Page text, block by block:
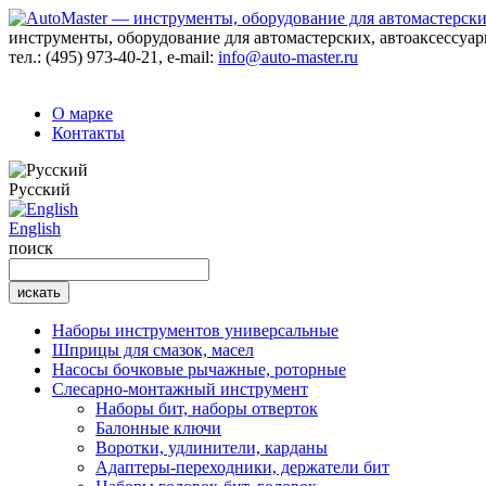
инструменты, оборудование для автомастерских,
тел.: (495) 973-40-21 , e-mail: info@auto-master.ru
О марке
Контакты
Русский
English
поиск
Наборы инструментов универсальные
Шприцы для смазок, масел
Насосы бочковые рычажные, роторные
Слесарно-монтажный инструмент
Наборы бит, наборы отверток
Балонные ключи
Воротки, удлинители, карданы
Адаптеры-переходники, держатели бит